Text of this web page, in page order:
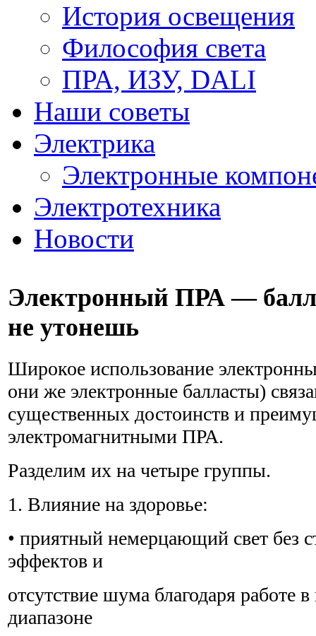
История освещения
Философия света
ПРА, ИЗУ, DALI
Наши советы
Электрика
Электронные
Электротехника
Новости
Электронный ПРА —
не утонешь
Широкое использование
они же электронные балласты)
существенных достоинств и
электромагнитными ПРА.
Разделим их на четыре группы.
1. Влияние на здоровье:
• приятный немерцающий свет без
эффектов и
отсутствие шума благодаря работе
диапазоне